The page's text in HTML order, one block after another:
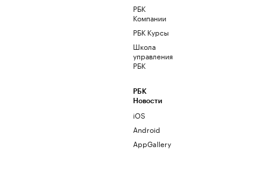
РБК
Компании
РБК Курсы
Школа
управления
РБК
РБК
Новости
iOS
Android
AppGallery